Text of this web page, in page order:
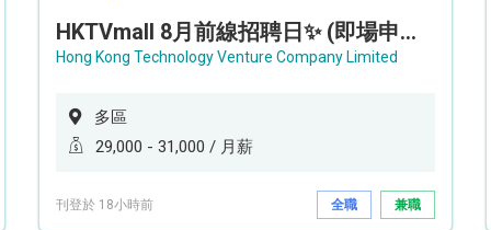
HKTVmall 8月前線招聘日✨ (即場申請，即場面試) - 設新人獎金高達 16,000 !!!✨
Hong Kong Technology Venture Company Limited
多區
29,000 - 31,000 / 月薪
刊登於 18小時前 全職 兼職